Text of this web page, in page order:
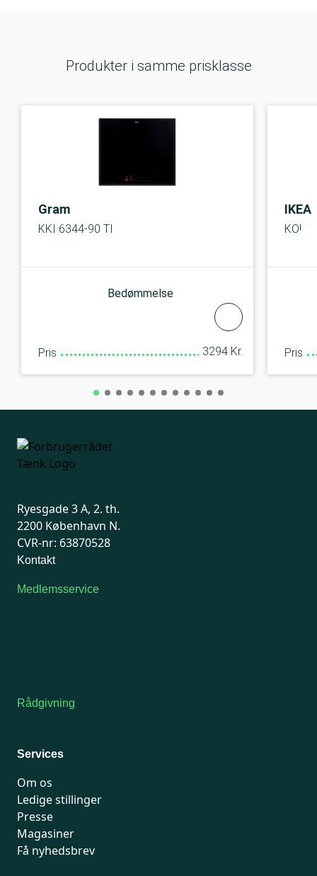
Produkter i samme prisklasse
Gram
KKI 6344-90 TI
Bedømmelse
Pris 3294 Kr.
IKEA
Pris
Ryesgade 3 A, 2. th.
2200 København N.
CVR-nr: 63870528
Kontakt
Medlemsservice
Rådgivning
Services
Om os
Ledige stillinger
Presse
Magasiner
Få nyhedsbrev